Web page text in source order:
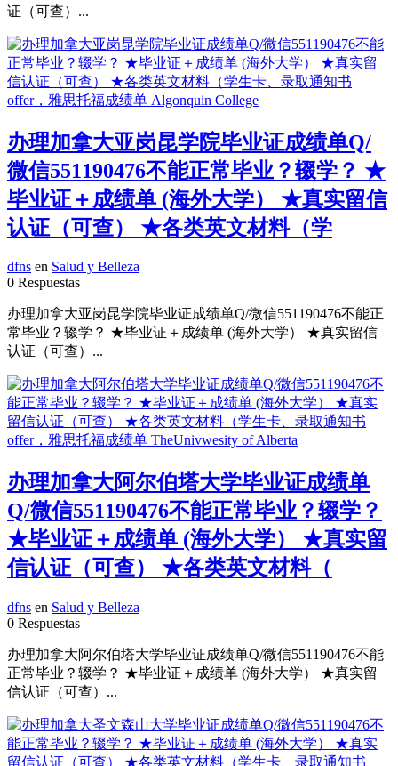
证（可查）...
办理加拿大亚岗昆学院毕业证成绩单Q/
微信551190476不能正常毕业？辍学？ ★
毕业证＋成绩单 (海外大学） ★真实留信
认证（可查） ★各类英文材料（学
dfns en Salud y Belleza
0 Respuestas
办理加拿大亚岗昆学院毕业证成绩单Q/微信551190476不能正
常毕业？辍学？ ★毕业证＋成绩单 (海外大学） ★真实留信
认证（可查）...
办理加拿大阿尔伯塔大学毕业证成绩单
Q/微信551190476不能正常毕业？辍学？
★毕业证＋成绩单 (海外大学） ★真实留
信认证（可查） ★各类英文材料（
dfns en Salud y Belleza
0 Respuestas
办理加拿大阿尔伯塔大学毕业证成绩单Q/微信551190476不能
正常毕业？辍学？ ★毕业证＋成绩单 (海外大学） ★真实留
信认证（可查）...